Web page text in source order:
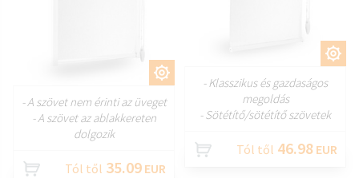
- A szövet nem érinti az üveget
- A szövet az ablakkereten
dolgozik
Tól től 35.09 EUR
- Klasszikus és gazdaságos
megoldás
- Sötétítő/sötétítő szövetek
Tól től 46.98 EUR